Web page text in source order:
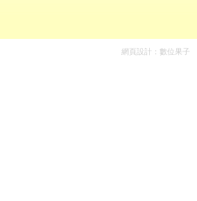
網頁設計： 數位果子